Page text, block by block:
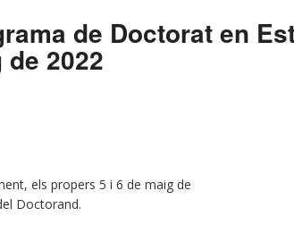
de Doctorat en
2022
els propers 5 i 6 de maig de
Doctorand.